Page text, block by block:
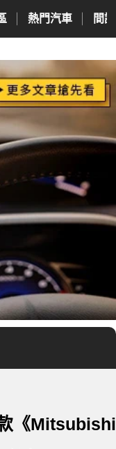
熱門汽車 間
《Mitsubishi